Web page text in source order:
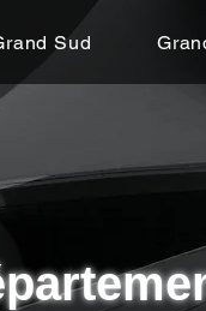
Sud